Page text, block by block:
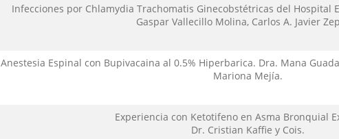
Infecciones por Chlamydia Trachomatis Ginecobstétricas del Hospital
Gaspar Vallecillo Molina, Carlos A. Javier
Anestesia Espinal con Bupivacaina al 0.5% Hiperbarica. Dra. Mana
Mariona Mejía.
Experiencia con Ketotifeno en Asma Bronquial
Dr. Cristian Kaffie y Cois.